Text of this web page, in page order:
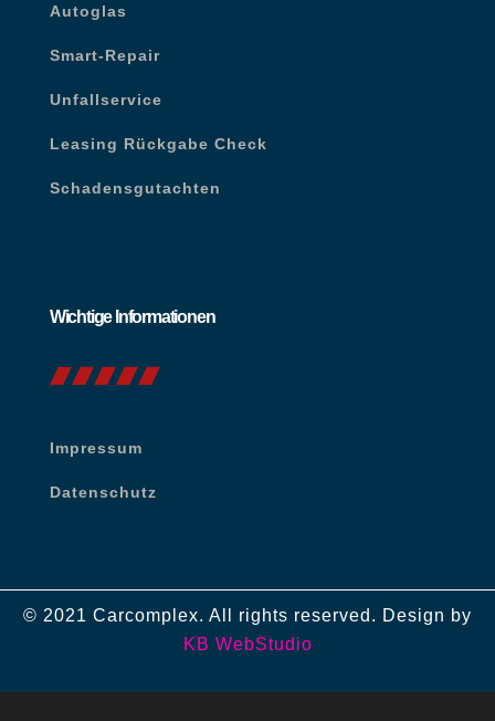
Autoglas
Smart-Repair
Unfallservice
Leasing Rückgabe Check
Schadensgutachten
Wichtige Informationen
Impressum
Datenschutz
© 2021 Carcomplex. All rights reserved. Design by
KB WebStudio